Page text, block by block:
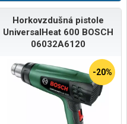
Horkovzdušná pistole
UniversalHeat 600 BOSCH
06032A6120
-20%